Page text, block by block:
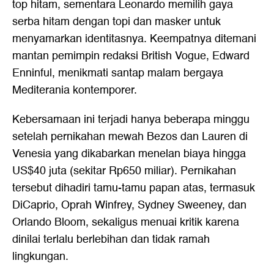
top hitam, sementara Leonardo memilih gaya
serba hitam dengan topi dan masker untuk
menyamarkan identitasnya. Keempatnya ditemani
mantan pemimpin redaksi British Vogue, Edward
Enninful, menikmati santap malam bergaya
Mediterania kontemporer.
Kebersamaan ini terjadi hanya beberapa minggu
setelah pernikahan mewah Bezos dan Lauren di
Venesia yang dikabarkan menelan biaya hingga
US$40 juta (sekitar Rp650 miliar). Pernikahan
tersebut dihadiri tamu-tamu papan atas, termasuk
DiCaprio, Oprah Winfrey, Sydney Sweeney, dan
Orlando Bloom, sekaligus menuai kritik karena
dinilai terlalu berlebihan dan tidak ramah
lingkungan.